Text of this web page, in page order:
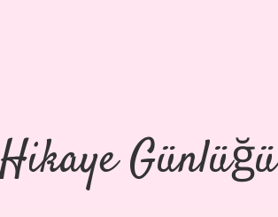
Günlüğü